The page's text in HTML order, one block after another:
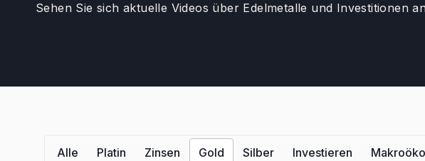
Sehen Sie sich aktuelle Videos über Edelmetalle und Investitionen
Alle Platin Zinsen Gold Silber Investieren